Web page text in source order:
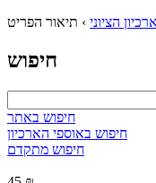
הציוני › תיאור הפריט
חיפוש
חיפוש באתר
חיפוש באוספי הארכיון
חיפוש מתקדם